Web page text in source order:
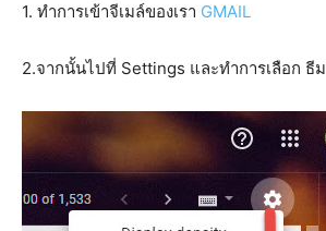
1. ทำการเข้าจีเมล์ของเรา GMAIL
2.จากนั้นไปที่ Settings และทำการเลือก ธีม